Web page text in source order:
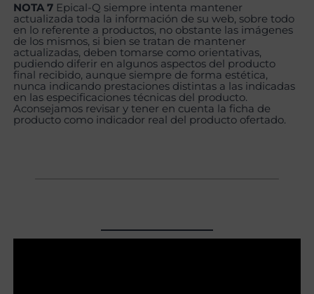
NOTA 7 Epical-Q siempre intenta mantener
actualizada toda la información de su web, sobre todo
en lo referente a productos, no obstante las imágenes
de los mismos, si bien se tratan de mantener
actualizadas, deben tomarse como orientativas,
pudiendo diferir en algunos aspectos del producto
final recibido, aunque siempre de forma estética,
nunca indicando prestaciones distintas a las indicadas
en las especificaciones técnicas del producto.
Aconsejamos revisar y tener en cuenta la ficha de
producto como indicador real del producto ofertado.